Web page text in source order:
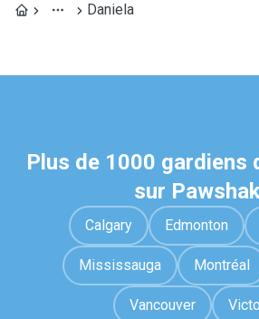
Daniela
Plus de 1000 gardiens
sur
Calgary Edmonton
Mississauga Montréal
Vancouver